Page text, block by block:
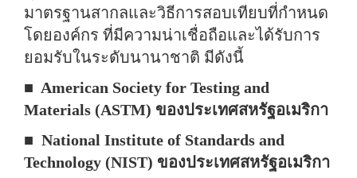
มาตรฐานสากลและวิธีการสอบเทียบที่กำหนด
โดยองค์กร ที่มีความน่าเชื่อถือและได้รับการ
ยอมรับในระดับนานาชาติ มีดังนี้
■ American Society for Testing and
Materials (ASTM) ของประเทศสหรัฐอเมริกา
■ National Institute of Standards and
Technology (NIST) ของประเทศสหรัฐอเมริกา